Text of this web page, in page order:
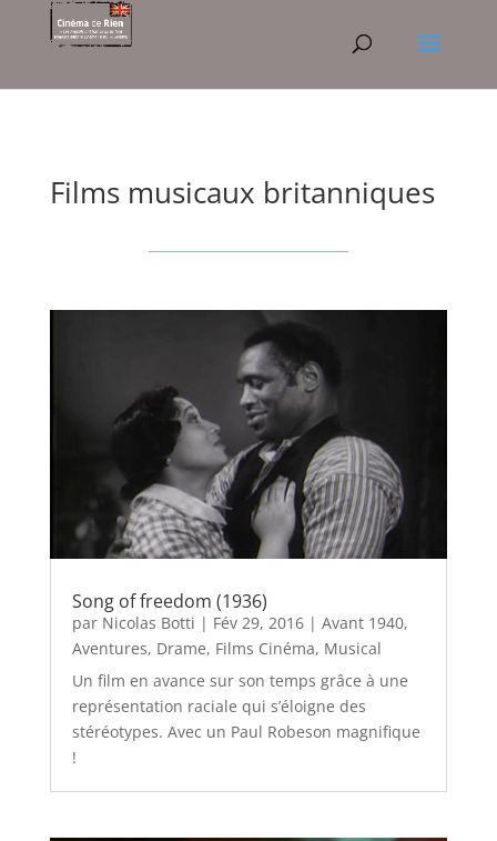
Films musicaux britanniques
Song of freedom (1936)
par Nicolas Botti | Fév 29, 2016| Avant 1940,
Aventures, Drame, Films Cinéma, Musical
Un film en avance sur son temps grâce à une
représentation raciale qui s’éloigne des
stéréotypes. Avec un Paul Robeson magnifique
!